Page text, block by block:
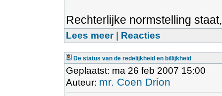
Rechterlijke normstelling
Lees meer| Reacties
De status van de redelijkheid en billijkheid
Geplaatst: ma 26 feb 2007 15:00
Auteur: mr. Coen Drion